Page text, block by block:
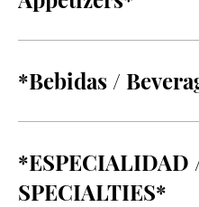
*Bebidas /
*ESPECIALIDAD
SPECIALTIES*